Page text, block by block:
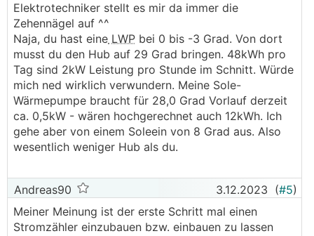
Elektrotechniker stellt es mir da immer die
Zehennägel auf ^^
Naja, du hast eine LWP bei 0 bis -3 Grad. Von dort
musst du den Hub auf 29 Grad bringen. 48kWh pro
Tag sind 2kW Leistung pro Stunde im Schnitt. Würde
mich ned wirklich verwundern. Meine Sole-
Wärmepumpe braucht für 28,0 Grad Vorlauf derzeit
ca. 0,5kW - wären hochgerechnet auch 12kWh. Ich
gehe aber von einem Soleein von 8 Grad aus. Also
wesentlich weniger Hub als du.
Andreas90 3.12.2023 (#5)
Meiner Meinung ist der erste Schritt mal einen
Stromzähler einzubauen bzw. einbauen zu lassen